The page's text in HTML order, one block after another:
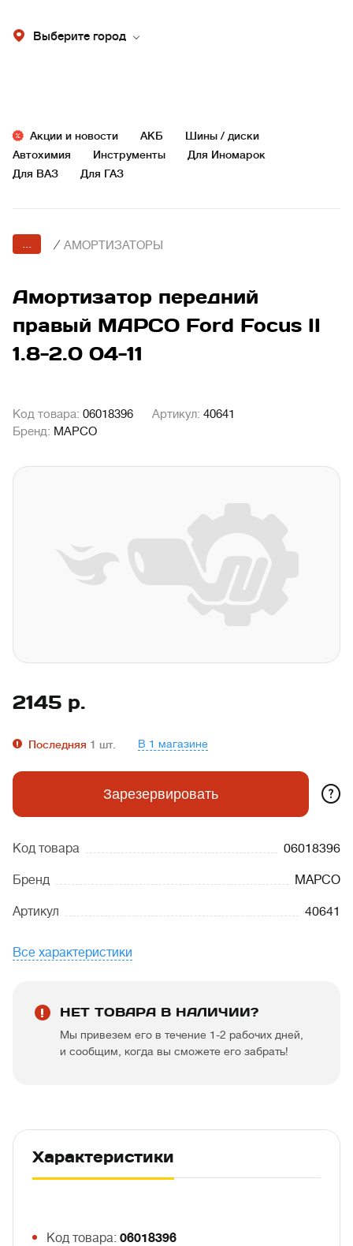
Выберите город
Акции и новости АКБ
Шины / диски
Автохимия
Инструменты
Для Иномарок
Для ВАЗ
Для ГАЗ
... / АМОРТИЗАТОРЫ
Амортизатор передний
правый MAPCO Ford Focus II
1.8-2.0 04-11
Код товара: 06018396 Артикул: 40641
Бренд: MAPCO
2145 р.
Последняя 1 шт. В 1 магазине
Зарезервировать ?
Код товара 06018396
Бренд MAPCO
Артикул 40641
Все характеристики
НЕТ ТОВАРА В НАЛИЧИИ?
Мы привезем его в течение 1-2 рабочих дней,
и сообщим, когда вы сможете его забрать!
Характеристики
Код товара: 06018396